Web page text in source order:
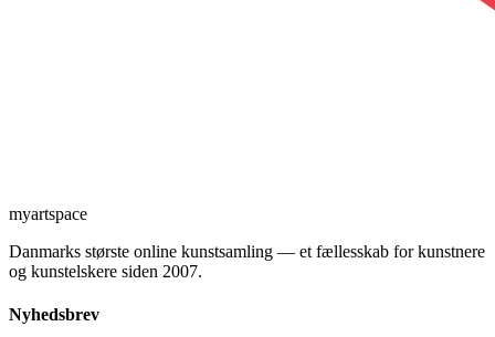
myartspace
Danmarks største online kunstsamling — et fællesskab for kunstnere
og kunstelskere siden 2007.
Nyhedsbrev